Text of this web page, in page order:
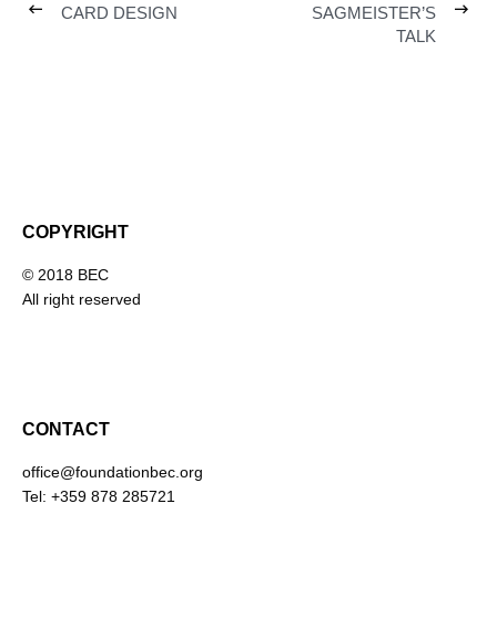
CARD DESIGN
SAGMEISTER’S
TALK
COPYRIGHT
© 2018 BEC
All right reserved
CONTACT
office@foundationbec.org
Tel: +359 878 285721